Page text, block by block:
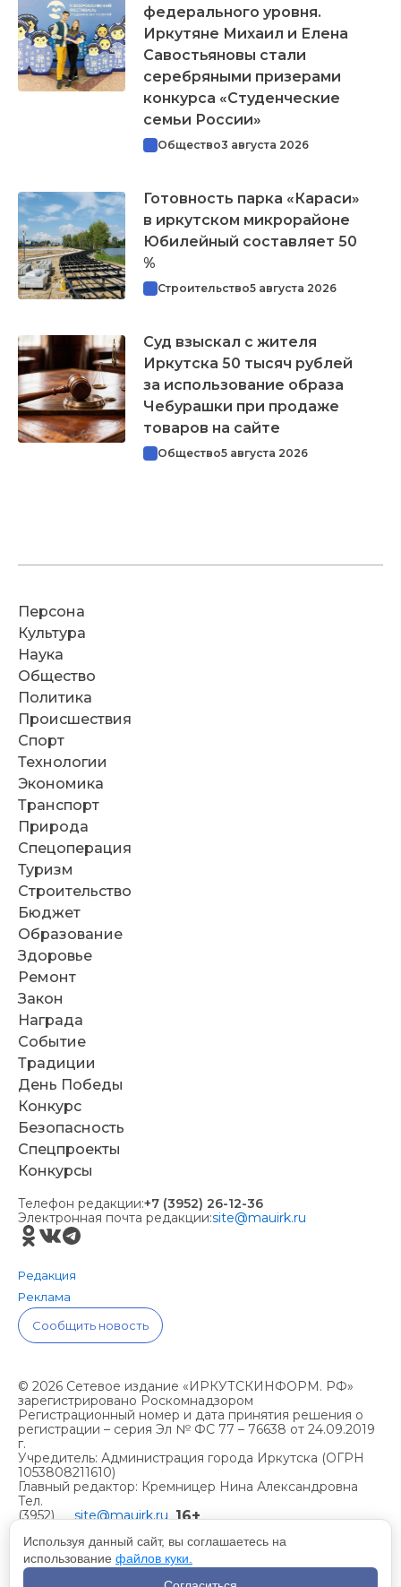
федерального уровня.
Иркутяне Михаил и Елена
Савостьяновы стали
серебряными призерами
конкурса «Студенческие
семьи России»
Общество3 августа 2026
Готовность парка «Караси»
в иркутском микрорайоне
Юбилейный составляет 50
%
Строительство5 августа 2026
Суд взыскал с жителя
Иркутска 50 тысяч рублей
за использование образа
Чебурашки при продаже
товаров на сайте
Общество5 августа 2026
Персона
Культура
Наука
Общество
Политика
Происшествия
Спорт
Технологии
Экономика
Транспорт
Природа
Спецоперация
Туризм
Строительство
Бюджет
Образование
Здоровье
Ремонт
Закон
Награда
Событие
Традиции
День Победы
Конкурс
Безопасность
Спецпроекты
Конкурсы
Телефон редакции:+7 (3952) 26-12-36
Электронная почта редакции:site@mauirk.ru
Редакция
Реклама
Сообщить новость
© 2026 Сетевое издание «ИРКУТСКИНФОРМ. РФ»
зарегистрировано Роскомнадзором
Регистрационный номер и дата принятия решения о
регистрации – серия Эл № ФС 77 – 76638 от 24.09.2019
г.
Учредитель: Администрация города Иркутска (ОГРН
1053808211610)
Главный редактор: Кремницер Нина Александровна
Тел.
(3952)
site@mauirk.ru 16+
Учетная политика организации
Используя данный сайт, вы соглашаетесь на
использование файлов куки.